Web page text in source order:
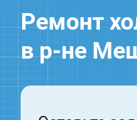
Ремонт
в р-не